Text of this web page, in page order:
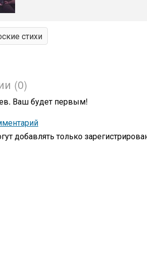
стихи
(0)
Ваш будет первым!
добавлять только